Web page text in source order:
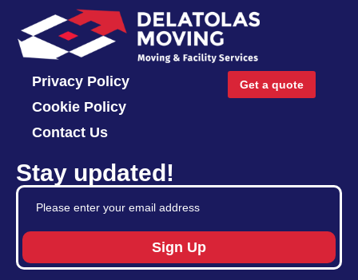
Get a quote
Privacy Policy
Cookie Policy
Contact Us
Stay updated!
Sign Up